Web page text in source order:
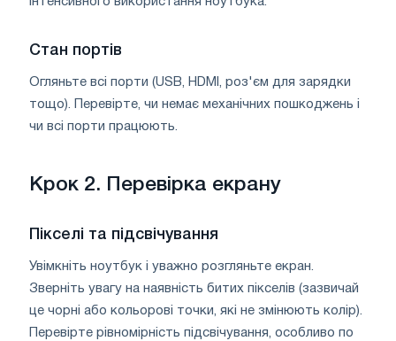
Стан портів
Огляньте всі порти (USB, HDMI, роз'єм для зарядки
тощо). Перевірте, чи немає механічних пошкоджень і
чи всі порти працюють.
Крок 2. Перевірка екрану
Пікселі та підсвічування
Увімкніть ноутбук і уважно розгляньте екран.
Зверніть увагу на наявність битих пікселів (зазвичай
це чорні або кольорові точки, які не змінюють колір).
Перевірте рівномірність підсвічування, особливо по